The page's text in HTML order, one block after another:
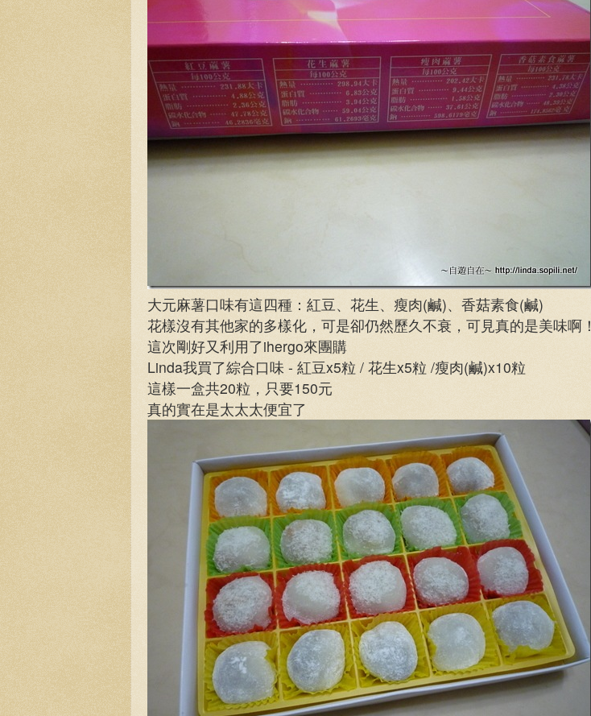
大元麻薯口味有這四種：紅豆、花生、瘦肉(鹹)、香菇素食(鹹)
花樣沒有其他家的多樣化，可是卻仍然歷久不衰，可見真的是美味啊！
這次剛好又利用了ihergo來團購
Linda我買了綜合口味 - 紅豆x5粒 / 花生x5粒 /瘦肉(鹹)x10粒
這樣一盒共20粒，只要150元
真的實在是太太太便宜了